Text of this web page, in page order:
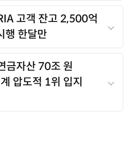
고객 잔고 2,500억
행 한달만
금자산 70조 원
압도적 1위 입지